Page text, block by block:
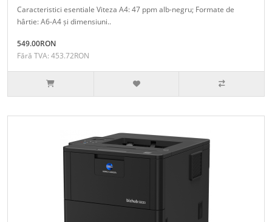
Caracteristici esentiale Viteza A4: 47 ppm alb-negru; Formate de
hârtie: A6-A4 și dimensiuni..
549.00RON
Fără TVA: 453.72RON